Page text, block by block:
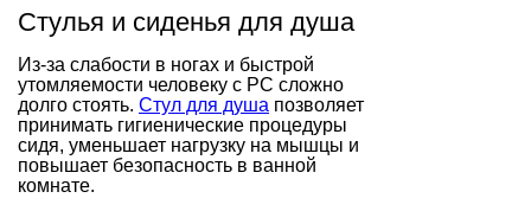
Стулья и сиденья для душа
Из-за слабости в ногах и быстрой
утомляемости человеку с РС сложно
долго стоять. Стул для душа позволяет
принимать гигиенические процедуры
сидя, уменьшает нагрузку на мышцы и
повышает безопасность в ванной
комнате.